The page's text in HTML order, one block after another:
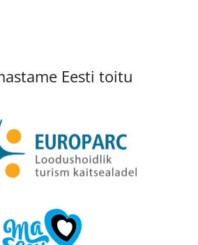
Eesti toitu